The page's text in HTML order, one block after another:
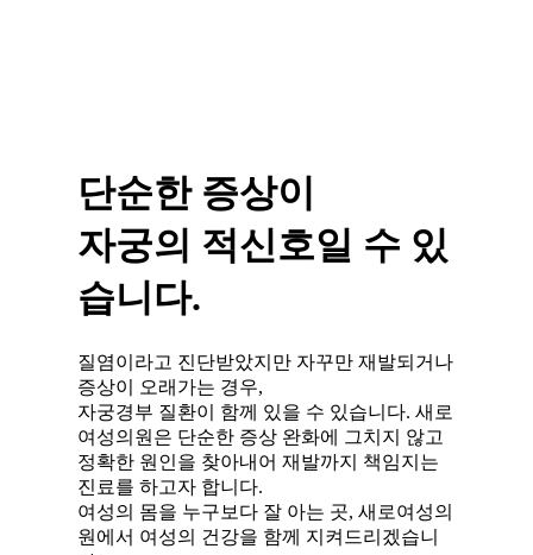
단순한 증상이
자궁의 적신호일 수 있
습니다.
질염이라고 진단받았지만 자꾸만 재발되거나
증상이 오래가는 경우,
자궁경부 질환이 함께 있을 수 있습니다. 새로
여성의원은 단순한 증상 완화에 그치지 않고
정확한 원인을 찾아내어 재발까지 책임지는
진료를 하고자 합니다.
여성의 몸을 누구보다 잘 아는 곳, 새로여성의
원에서 여성의 건강을 함께 지켜드리겠습니